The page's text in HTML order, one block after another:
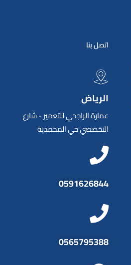
اتصل بنا
الرياض
عمارة الراجحي للتعمير - شارع
التخصصي حي المحمدية
0591626844
0565795388